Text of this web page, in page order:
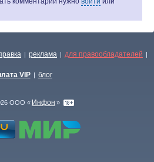
| реклама | для правообладателей |
VIP | блог
ООО « Инфон »